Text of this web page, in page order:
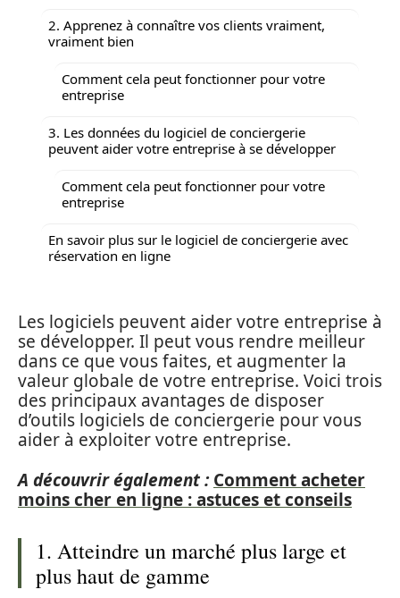
2. Apprenez à connaître vos clients vraiment,
vraiment bien
Comment cela peut fonctionner pour votre
entreprise
3. Les données du logiciel de conciergerie
peuvent aider votre entreprise à se développer
Comment cela peut fonctionner pour votre
entreprise
En savoir plus sur le logiciel de conciergerie avec
réservation en ligne
Les logiciels peuvent aider votre entreprise à
se développer. Il peut vous rendre meilleur
dans ce que vous faites, et augmenter la
valeur globale de votre entreprise. Voici trois
des principaux avantages de disposer
d’outils logiciels de conciergerie pour vous
aider à exploiter votre entreprise.
A découvrir également : Comment acheter
moins cher en ligne : astuces et conseils
1. Atteindre un marché plus large et
plus haut de gamme